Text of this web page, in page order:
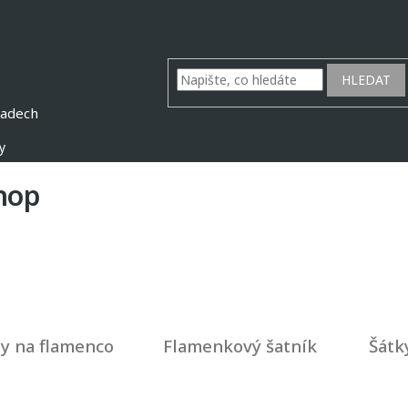
HLEDAT
na flamenco Flamenkový šatník